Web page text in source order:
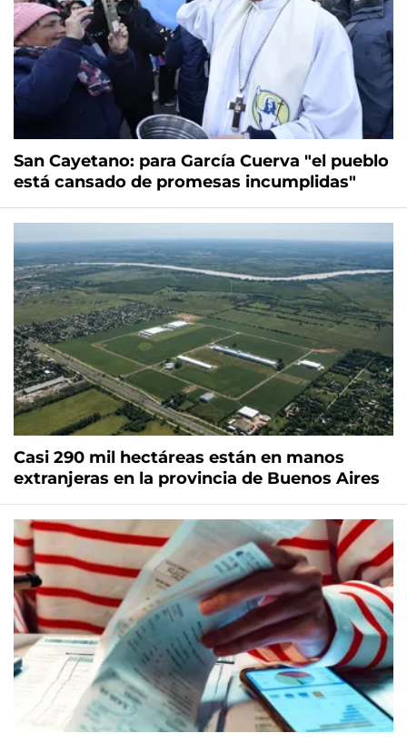
San Cayetano: para García Cuerva "el pueblo
está cansado de promesas incumplidas"
Casi 290 mil hectáreas están en manos
extranjeras en la provincia de Buenos Aires